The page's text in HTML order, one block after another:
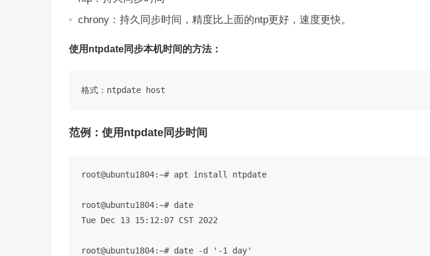
chrony：持久同步时间，精度比上面的ntp更好，速度更快。
使用ntpdate同步本机时间的方法：
范例：使用ntpdate同步时间
root@ubuntu1804:~# apt install ntpdate
root@ubuntu1804:~# date
Tue Dec 13 15:12:07 CST 2022
root@ubuntu1804:~# date -d '-1 day'